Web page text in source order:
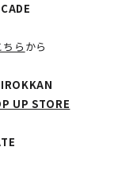
ちら から
UP STORE